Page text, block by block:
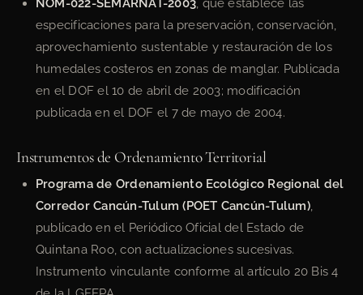
NOM-022-SEMARNAT-2003 , que establece las
especificaciones para la preservación, conservación,
aprovechamiento sustentable y restauración de los
humedales costeros en zonas de manglar. Publicada
en el DOF el 10 de abril de 2003; modificación
publicada en el DOF el 7 de mayo de 2004.
Instrumentos de Ordenamiento Territorial
Programa de Ordenamiento Ecológico Regional del
Corredor Cancún-Tulum (POET Cancún-Tulum),
publicado en el Periódico Oficial del Estado de
Quintana Roo, con actualizaciones sucesivas.
Instrumento vinculante conforme al artículo 20 Bis 4